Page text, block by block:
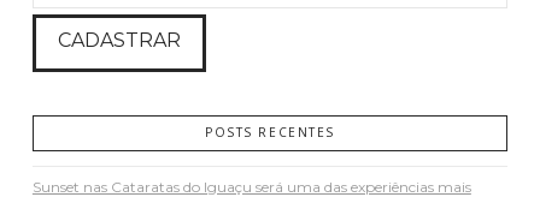
POSTS RECENTES
Sunset nas Cataratas do Iguaçu será uma das experiências mais